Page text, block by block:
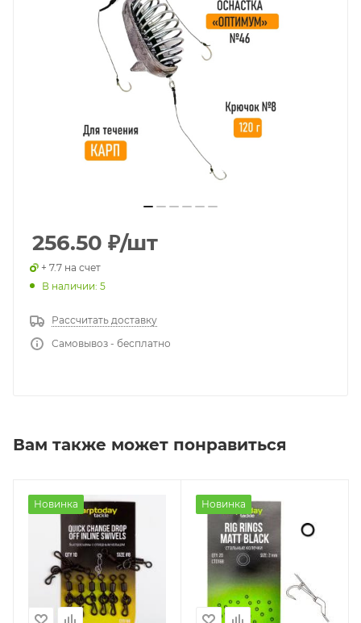
256.50 ₽/шт
+ 7.7 на счет
В наличии: 5
Рассчитать доставку
Самовывоз - бесплатно
Вам также может понравиться
Новинка Новинка